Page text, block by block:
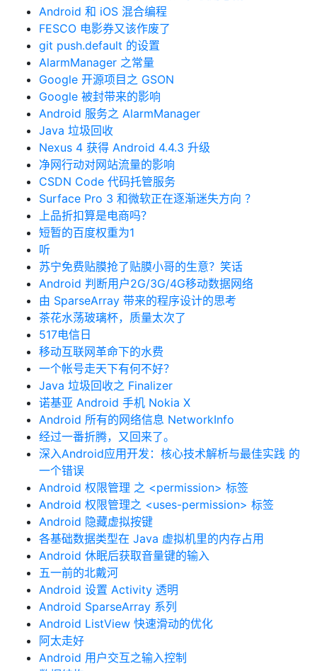
Android 和 iOS 混合编程
FESCO 电影券又该作废了
git push.default 的设置
AlarmManager 之常量
Google 开源项目之 GSON
Google 被封带来的影响
Android 服务之 AlarmManager
Java 垃圾回收
Nexus 4 获得 Android 4.4.3 升级
净网行动对网站流量的影响
CSDN Code 代码托管服务
Surface Pro 3 和微软正在逐渐迷失方向 ？
上品折扣算是电商吗？
短暂的百度权重为1
听
苏宁免费贴膜抢了贴膜小哥的生意？笑话
Android 判断用户2G/3G/4G移动数据网络
由 SparseArray 带来的程序设计的思考
茶花水荡玻璃杯，质量太次了
517电信日
移动互联网革命下的水费
一个帐号走天下有何不好？
Java 垃圾回收之 Finalizer
诺基亚 Android 手机 Nokia X
Android 所有的网络信息 NetworkInfo
经过一番折腾，又回来了。
深入Android应用开发：核心技术解析与最佳实践 的
一个错误
Android 权限管理 之 <permission> 标签
Android 权限管理之 <uses-permission> 标签
Android 隐藏虚拟按键
各基础数据类型在 Java 虚拟机里的内存占用
Android 休眠后获取音量键的输入
五一前的北戴河
Android 设置 Activity 透明
Android SparseArray 系列
Android ListView 快速滑动的优化
阿太走好
Android 用户交互之输入控制